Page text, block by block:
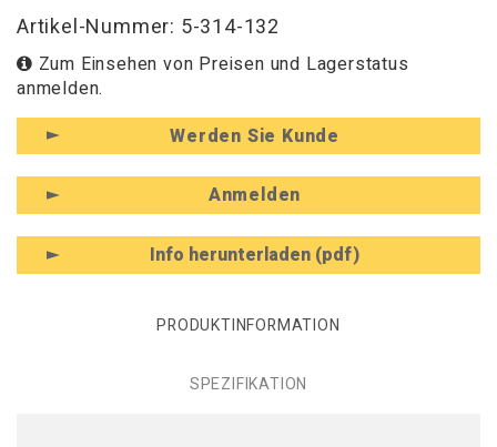
Artikel-Nummer: 5-314-132
Zum Einsehen von Preisen und Lagerstatus
anmelden.
Werden Sie Kunde
Anmelden
Info herunterladen (pdf)
PRODUKTINFORMATION
SPEZIFIKATION